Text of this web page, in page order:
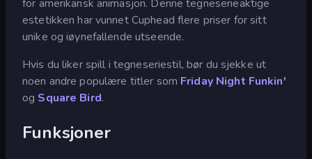
for amerikansk animasjon. Denne tegneserieaktige
estetikken har vunnet Cuphead flere priser for sitt
unike og iøynefallende utseende.
Hvis du liker spill i tegneseriestil, bør du sjekke ut
noen andre populære titler som Friday Night Funkin'
og Square Bird.
Funksjoner